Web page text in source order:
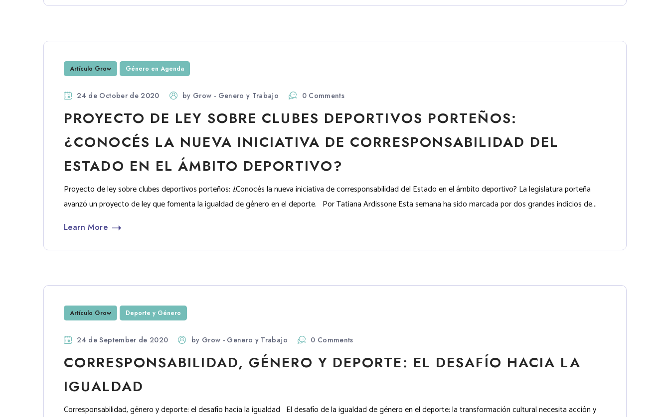
Artículo Grow Género en Agenda
24 de October de 2020 by Grow - Genero y Trabajo 0 Comments
PROYECTO DE LEY SOBRE CLUBES DEPORTIVOS PORTEÑOS:
¿CONOCÉS LA NUEVA INICIATIVA DE CORRESPONSABILIDAD DEL
ESTADO EN EL ÁMBITO DEPORTIVO?
Proyecto de ley sobre clubes deportivos porteños: ¿Conocés la nueva iniciativa de corresponsabilidad del Estado en el ámbito deportivo? La legislatura porteña
avanzó un proyecto de ley que fomenta la igualdad de género en el deporte. Por Tatiana Ardissone Esta semana ha sido marcada por dos grandes indicios de...
Learn More
Artículo Grow Deporte y Género
24 de September de 2020 by Grow - Genero y Trabajo 0 Comments
CORRESPONSABILIDAD, GÉNERO Y DEPORTE: EL DESAFÍO HACIA LA
IGUALDAD
Corresponsabilidad, género y deporte: el desafío hacia la igualdad El desafío de la igualdad de género en el deporte: la transformación cultural necesita acción y